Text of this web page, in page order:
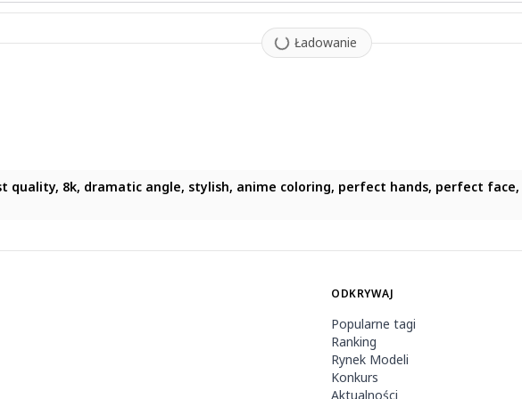
Ładowanie
quality, 8k, dramatic angle, stylish, anime coloring, perfect hands, perfect
ODKRYWAJ
Popularne tagi
Ranking
Rynek Modeli
Konkurs
Aktualności